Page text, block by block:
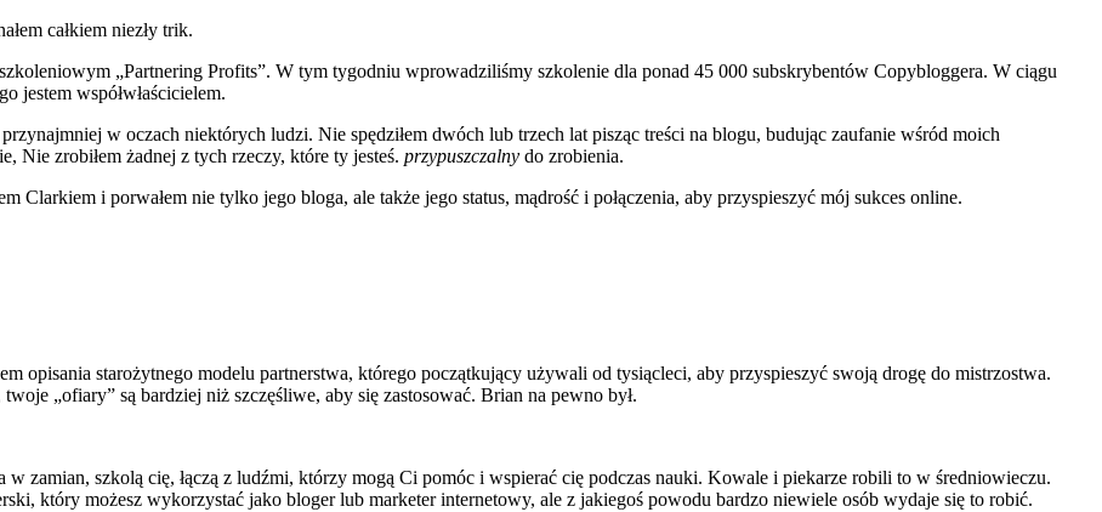
całkiem niezły trik.
„Partnering Profits”. W tym tygodniu wprowadziliśmy szkolenie dla ponad 45 000 subskrybentów Copybloggera. W ciągu
jestem współwłaścicielem.
w oczach niektórych ludzi. Nie spędziłem dwóch lub trzech lat pisząc treści na blogu, budując zaufanie wśród moich
zrobiłem żadnej z tych rzeczy, które ty jesteś. przypuszczalny do zrobienia.
Clarkiem i porwałem nie tylko jego bloga, ale także jego status, mądrość i połączenia, aby przyspieszyć mój sukces online.
opisania starożytnego modelu partnerstwa, którego początkujący używali od tysiącleci, aby przyspieszyć swoją drogę do mistrzostwa.
„ofiary” są bardziej niż szczęśliwe, aby się zastosować. Brian na pewno był.
w zamian, szkolą cię, łączą z ludźmi, którzy mogą Ci pomóc i wspierać cię podczas nauki. Kowale i piekarze robili to w średniowieczu.
który możesz wykorzystać jako bloger lub marketer internetowy, ale z jakiegoś powodu bardzo niewiele osób wydaje się to robić.